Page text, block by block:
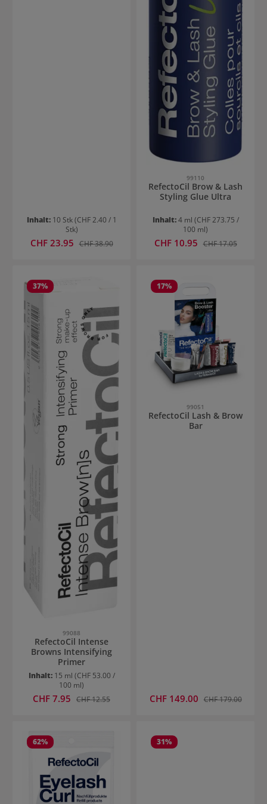
Inhalt: 10 Stk(CHF 2.40 / 1
Stk)
Verkaufspreis:
CHF 23.95 Regulärer Preis:
CHF 38.90
99110
RefectoCil Brow & Lash
Styling Glue Ultra
Inhalt:4 ml (CHF 273.75 /
100 ml)
Verkaufspreis:
CHF 10.95 Regulärer Preis:
CHF 17.05
37%
99088
RefectoCil Intense
Browns Intensifying
Primer
Inhalt: 15 ml (CHF 53.00 /
100 ml)
Verkaufspreis:
CHF 7.95 Regulärer Preis:
CHF 12.55
17%
99051
RefectoCil Lash & Brow
Bar
Verkaufspreis:
CHF 149.00 Regulärer Preis:
CHF 179.00
62% 31%